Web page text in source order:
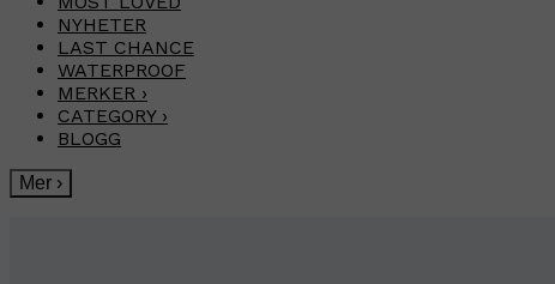
NYHETER
LAST CHANCE
WATERPROOF
MERKER ›
CATEGORY ›
BLOGG
Mer ›